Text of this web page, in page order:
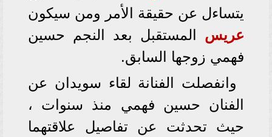
يتساءل عن حقيقة الأمر ومن سيكون
عريس المستقبل بعد النجم حسين
فهمي زوجها السابق.
وانفصلت الفنانة لقاء سويدان عن
الفنان حسين فهمي منذ سنوات ،
حيث تحدثت عن تفاصيل علاقتهما